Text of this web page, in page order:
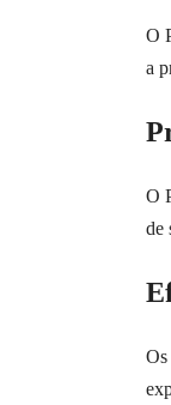
O
a
O
de